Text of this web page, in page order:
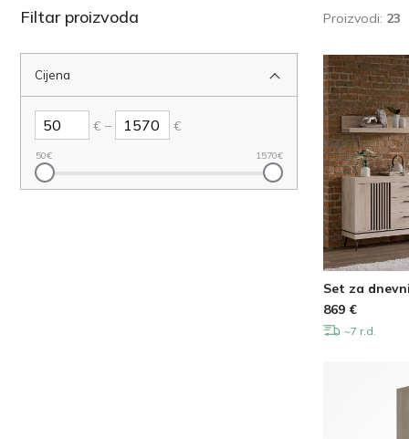
Filtar proizvoda
Cijena
€ – €
50€ 1570€
Proizvodi: 23
Set za
869 €
~7 r.d.